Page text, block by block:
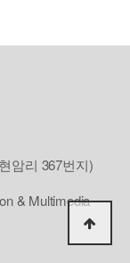
암리 367번지)
& Multimedia